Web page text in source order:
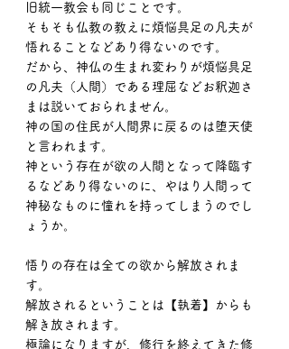
旧統一教会も同じことです。
そもそも仏教の教えに煩悩具足の凡夫が
悟れることなどあり得ないのです。
だから、神仏の生まれ変わりが煩悩具足
の凡夫（人間）である理屈などお釈迦さ
まは説いておられません。
神の国の住民が人間界に戻るのは堕天使
と言われます。
神という存在が欲の人間となって降臨す
るなどあり得ないのに、やはり人間って
神秘なものに憧れを持ってしまうのでし
ょうか。
悟りの存在は全ての欲から解放されま
す。
解放されるということは【執着】からも
解き放されます。
極論になりますが、修行を終えてきた修